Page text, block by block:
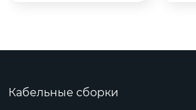
Кабельные сборки